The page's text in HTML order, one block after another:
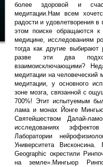
более здоровой и
медитации.Нам всем
радости и удовлетворения
этом поиске обращаются к
медицине, исследованиям
тогда как другие
разве эти два
взаимоисключающими?
медитации на человеческий
медитации, у основного
зоне мозга, связанной с
700%! Этит испытуемым
лама и монах Йонге
Святейшеством Далай-
исследованиях
Лаборатории
Университета
Geographic окрестили
на земле».Мингьюр